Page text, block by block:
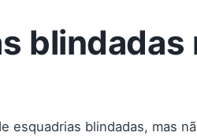
blindadas
esquadrias blindadas, mas